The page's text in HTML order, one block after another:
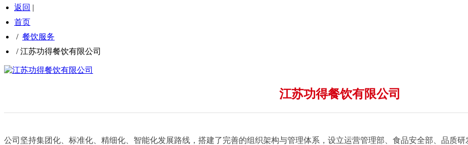
返回 |
首页
/ 餐饮服务
/江苏功得餐饮有限公司
江苏功得餐饮有限公司
公司坚持集团化、标准化、精细化、智能化发展路线，搭建了完善的组织架构与管理体系，设立运营管理部、食品安全部、品质